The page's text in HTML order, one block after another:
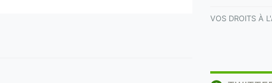
VOS DROITS À